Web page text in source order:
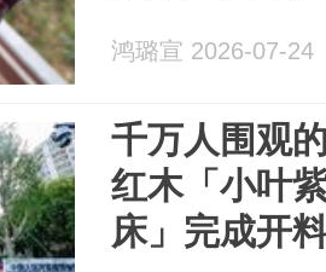
鸿璐宣 2026-07-24
千万人围观
红木「小叶
床」完成开